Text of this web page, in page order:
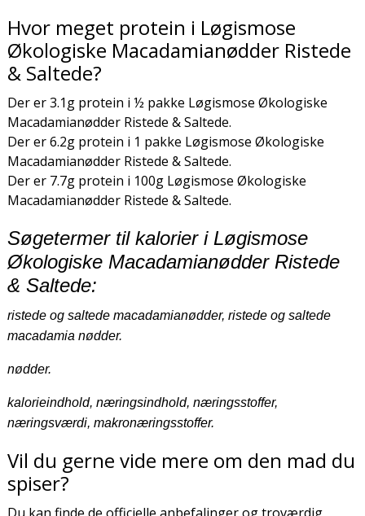
Hvor meget protein i Løgismose
Økologiske Macadamianødder Ristede
& Saltede?
Der er 3.1g protein i ½ pakke Løgismose Økologiske
Macadamianødder Ristede & Saltede.
Der er 6.2g protein i 1 pakke Løgismose Økologiske
Macadamianødder Ristede & Saltede.
Der er 7.7g protein i 100g Løgismose Økologiske
Macadamianødder Ristede & Saltede.
Søgetermer til kalorier i Løgismose
Økologiske Macadamianødder Ristede
& Saltede:
ristede og saltede macadamianødder, ristede og saltede
macadamia nødder.
nødder.
kalorieindhold, næringsindhold, næringsstoffer,
næringsværdi, makronæringsstoffer.
Vil du gerne vide mere om den mad du
spiser?